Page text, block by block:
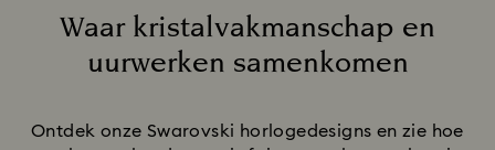
Waar kristalvakmanschap en
uurwerken samenkomen
Ontdek onze Swarovski horlogedesigns en zie hoe